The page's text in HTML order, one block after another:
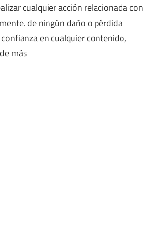
cualquier acción relacionada con
de ningún daño o pérdida
en cualquier contenido,
más